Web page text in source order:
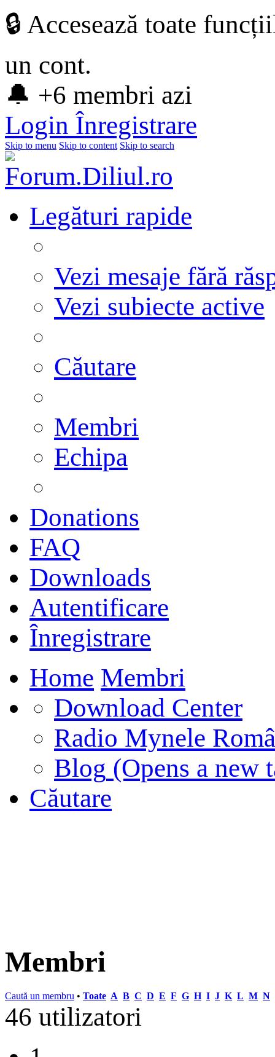
🔒 Accesează toate
un cont.
🔔 +6 membri azi
Login Înregistrare
Skip to menu Skip to content Skip to search
Legături rapide
Vezi mesaje fără
Vezi subiecte active
Căutare
Membri
Echipa
Donations
FAQ
Downloads
Autentificare
Înregistrare
Home Membri
Download Center
Radio Mynele
Blog (Opens a new
Căutare
Membri
Caută un membru • Toate A B C D E F G H I J K L M N
46 utilizatori